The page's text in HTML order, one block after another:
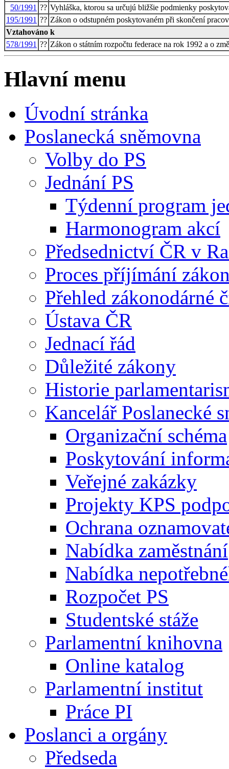
50/1991 ?? Vyhláška, ktorou sa určujú bližšie podmienky
195/1991 ?? Zákon o odstupném poskytovaném při skončení
Vztahováno k
578/1991 ?? Zákon o státním rozpočtu federace na rok 1992 a o
Hlavní menu
Úvodní stránka
Poslanecká sněmovna
Volby do PS
Jednání PS
Týdenní program
Harmonogram akcí
Předsednictví ČR v
Proces příjímání
Přehled zákonodárné
Ústava ČR
Jednací řád
Důležité zákony
Historie
Kancelář Poslanecké
Organizační schéma
Poskytování
Veřejné zakázky
Projekty KPS
Ochrana
Nabídka zaměstnání
Nabídka
Rozpočet PS
Studentské stáže
Parlamentní knihovna
Online katalog
Parlamentní institut
Práce PI
Poslanci a orgány
Předseda